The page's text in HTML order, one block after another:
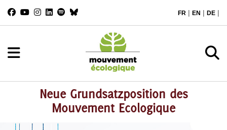
FR | EN | DE |
Neue Grundsatzposition des
Mouvement Ecologique